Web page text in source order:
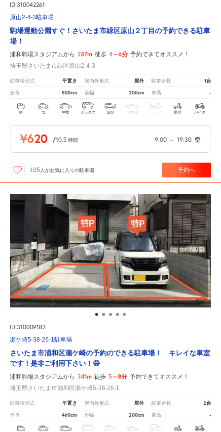
ID:310042261
原山2-4-3駐車場
駒場運動公園すぐ！さいたま市緑区原山２丁目の予約できる駐車
場！
浦和駒場スタジアムから 287m 徒歩 4～6分 予約できてオススメ！
埼玉県さいたま市緑区原山2-4-3
駐車場形式 平置き 屋内外形式 屋外 駐車台数 1台
全長 500cm 全幅 200cm 車高 -
軽 コ 中型 ボックス SUV 大型車 トラック 原付 バイク
¥620 /10.5 時間 9:00 ～ 19:30 空
105人がお気に入りの駐車場 予約へ
ID:310009182
瀬ケ崎5-38-26-1駐車場
さいたま市浦和区瀬ケ崎の予約のできる駐車場！ キレイな車室
です！是非ご利用下さい！😄
浦和駒場スタジアムから 341m 徒歩 5～8分 予約できてオススメ！
埼玉県さいたま市浦和区瀬ケ崎5-38-26-1
駐車場形式 平置き 屋内外形式 屋外 駐車台数 2台
全長 460cm 全幅 200cm 車高 -